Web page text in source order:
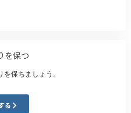
を保つ
保ちましょう。
る